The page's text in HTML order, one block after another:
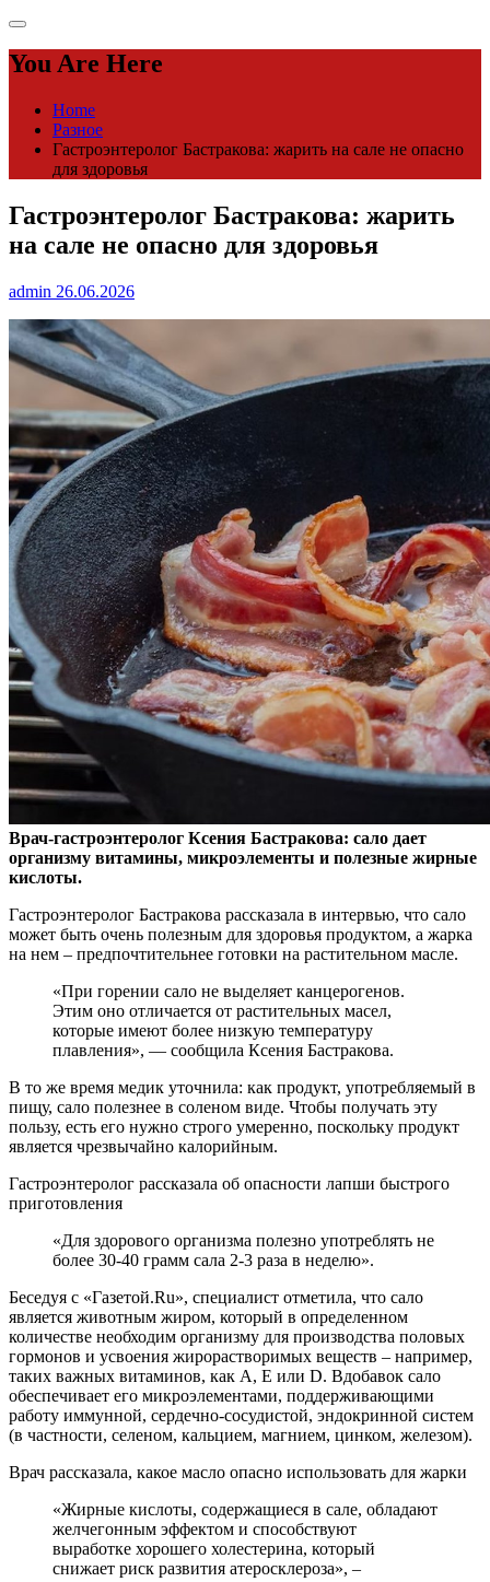
You Are Here
Home
Разное
Гастроэнтеролог Бастракова: жарить на сале не опасно
для здоровья
Гастроэнтеролог Бастракова: жарить
на сале не опасно для здоровья
admin 26.06.2026
Врач-гастроэнтеролог Ксения Бастракова: сало дает
организму витамины, микроэлементы и полезные жирные
кислоты.
Гастроэнтеролог Бастракова рассказала в интервью, что сало
может быть очень полезным для здоровья продуктом, а жарка
на нем – предпочтительнее готовки на растительном масле.
«При горении сало не выделяет канцерогенов.
Этим оно отличается от растительных масел,
которые имеют более низкую температуру
плавления», — сообщила Ксения Бастракова.
В то же время медик уточнила: как продукт, употребляемый в
пищу, сало полезнее в соленом виде. Чтобы получать эту
пользу, есть его нужно строго умеренно, поскольку продукт
является чрезвычайно калорийным.
Гастроэнтеролог рассказала об опасности лапши быстрого
приготовления
«Для здорового организма полезно употреблять не
более 30-40 грамм сала 2-3 раза в неделю».
Беседуя с «Газетой.Ru», специалист отметила, что сало
является животным жиром, который в определенном
количестве необходим организму для производства половых
гормонов и усвоения жирорастворимых веществ – например,
таких важных витаминов, как A, Е или D. Вдобавок сало
обеспечивает его микроэлементами, поддерживающими
работу иммунной, сердечно-сосудистой, эндокринной систем
(в частности, селеном, кальцием, магнием, цинком, железом).
Врач рассказала, какое масло опасно использовать для жарки
«Жирные кислоты, содержащиеся в сале, обладают
желчегонным эффектом и способствуют
выработке хорошего холестерина, который
снижает риск развития атеросклероза», –